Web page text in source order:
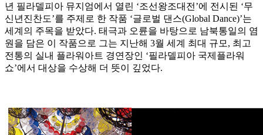
년 필라델피아 뮤지엄에서 열린 ‘조선왕조대전’에 전시된 ‘무
신년진찬도’를 주제로 한 작품 ‘글로벌 댄스(Global Dance)’는
세계의 주목을 받았다. 태극과 오륜을 바탕으로 남북통일의 염
원을 담은 이 작품으로 그는 지난해 3월 세계 최대 규모, 최고
전통의 실내 플라워아트 경연장인 ‘필라델피아 국제플라워
쇼’에서 대상을 수상해 더 뜻이 깊었다.